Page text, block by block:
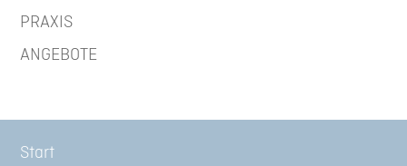
PRAXIS
ANGEBOTE
Start